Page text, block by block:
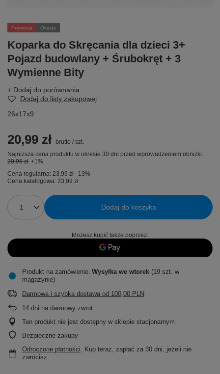
Promocja Okazja
Koparka do Skręcania dla dzieci 3+
Pojazd budowlany + Śrubokręt + 3
Wymienne Bity
+ Dodaj do porównania
Dodaj do listy zakupowej
26x17x9
20,99 zł brutto / szt.
Najniższa cena produktu w okresie 30 dni przed wprowadzeniem obniżki:
20,95 zł +1%
Cena regularna: 23,99 zł -13%
Cena katalogowa: 23,99 zł
Dodaj do koszyka
Możesz kupić także poprzez:
Produkt na zamówienie Wysyłka we wtorek (19 szt. w
magazynie)
Darmowa i szybka dostawa od 100,00 PLN
14 dni na darmowy zwrot
Ten produkt nie jest dostępny w sklepie stacjonarnym
Bezpieczne zakupy
Odroczone płatności. Kup teraz, zapłać za 30 dni, jeżeli nie
zwrócisz